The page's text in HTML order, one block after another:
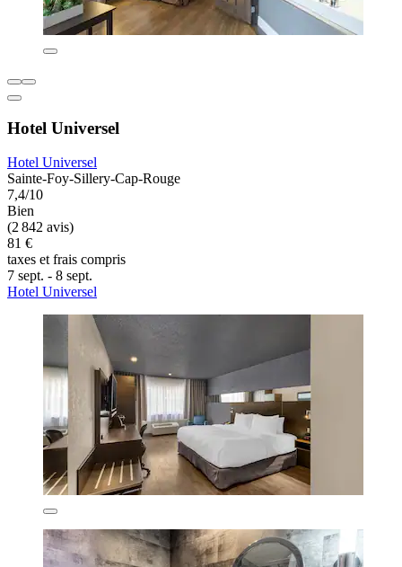
Hotel Universel
Hotel Universel
Sainte-Foy-Sillery-Cap-Rouge
7,4/10
Bien
(2 842 avis)
81 €
taxes et frais compris
7 sept. - 8 sept.
Hotel Universel